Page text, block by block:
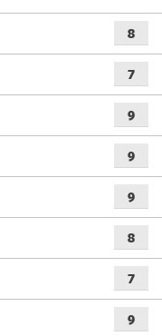
8
7
9
9
9
8
7
9